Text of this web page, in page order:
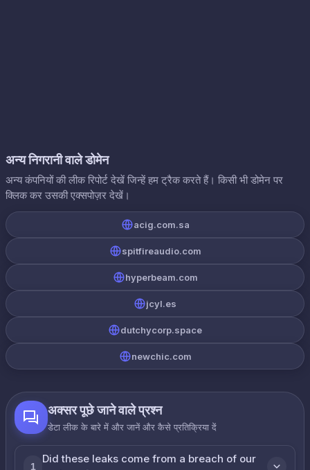
अन्य निगरानी वाले डोमेन
अन्य कंपनियों की लीक रिपोर्ट देखें जिन्हें हम ट्रैक करते हैं। किसी भी डोमेन पर
क्लिक कर उसकी एक्सपोज़र देखें।
acig.com.sa
spitfireaudio.com
hyperbeam.com
jcyl.es
dutchycorp.space
newchic.com
अक्सर पूछे जाने वाले प्रश्न
डेटा लीक के बारे में और जानें और कैसे प्रतिक्रिया दें
1
Did these leaks come from a breach of our